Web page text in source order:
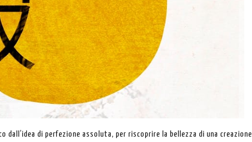
dall’idea di perfezione assoluta, per riscoprire la bellezza di una creazione